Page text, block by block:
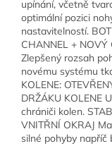
upínání, včetně
optimální pozici
nastavitelností.
CHANNEL + NOVÝ
Zlepšený rozsah
novému systému
KOLENE:
DRŽÁKU KOLENE
chrániči kolen.
VNITŘNÍ OKRAJ
silné pohyby napříč